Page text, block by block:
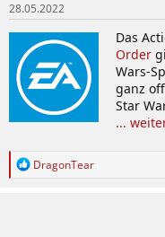
e
r
t
a
m
28.05.2022
Das
Order
Wars-
ganz
Star
...
R
DragonTear